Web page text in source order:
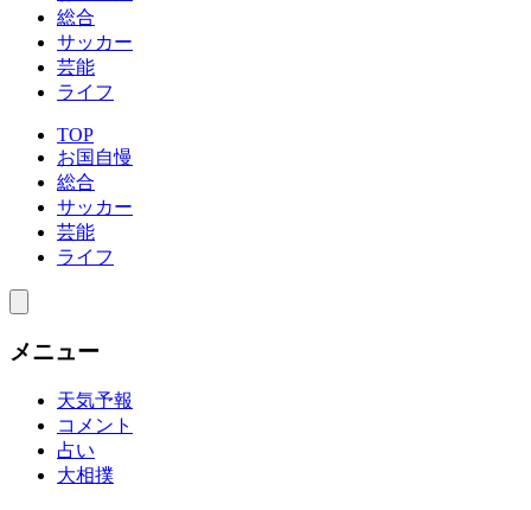
総合
サッカー
芸能
ライフ
TOP
お国自慢
総合
サッカー
芸能
ライフ
メニュー
天気予報
コメント
占い
大相撲